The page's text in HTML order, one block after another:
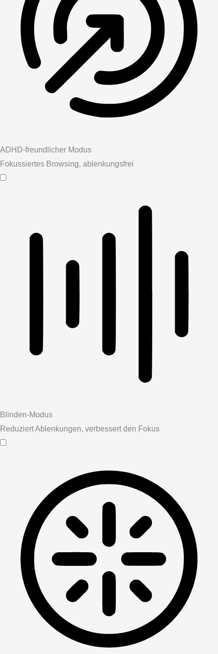
ADHD-freundlicher Modus
Fokussiertes Browsing, ablenkungsfrei
Blinden-Modus
Reduziert Ablenkungen, verbessert den Fokus